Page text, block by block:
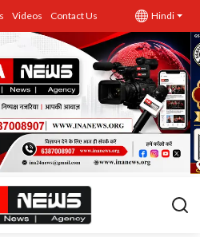
Videos Contact Us Hindi